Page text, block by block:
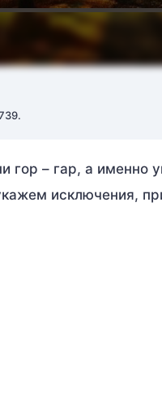
гор – гар, а
исключения,